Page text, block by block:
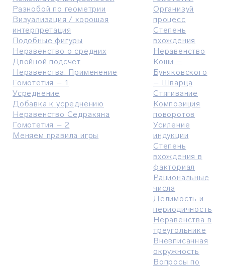
Разнобой по геометрии
Визуализация / хорошая
интерпретация
Подобные фигуры
Неравенство о средних
Двойной подсчет
Неравенства. Применение
Гомотетия – 1
Усреднение
Добавка к усреднению
Неравенство Седракяна
Гомотетия – 2
Меняем правила игры
Организуй
процесс
Степень
вхождения
Неравенство
Коши –
Буняковского
– Шварца
Стягивание
Композиция
поворотов
Усиление
индукции
Степень
вхождения в
факториал
Рациональные
числа
Делимость и
периодичность
Неравенства в
треугольнике
Вневписанная
окружность
Вопросы по